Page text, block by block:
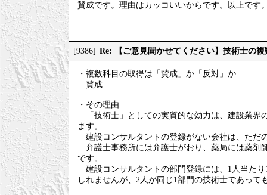
賛成です。理由はカッコいいからです。以上です
[9386] Re: 【ご意見聞かせてください】技術士の
・複数科目の取得は「賛成」か「反対」か
賛成
・その理由
「技術士」としての実質的な効力は、建設業界
ます。
建設コンサルタントの登録がない会社は、ただ
弁護士事務所には弁護士がおり、薬局には薬剤
です。
建設コンサルタントの部門登録には、1人当た
しれませんが、2人が同じ1部門の技術士であっ